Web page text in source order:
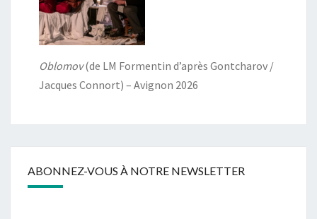
Oblomov(de LM Formentin d’après Gontcharov /
Jacques Connort) – Avignon 2026
ABONNEZ-VOUS À NOTRE NEWSLETTER